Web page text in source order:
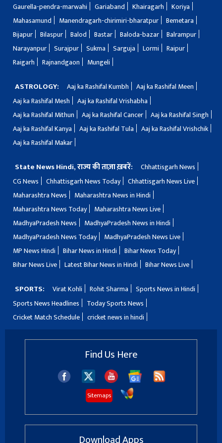
Gaurella-pendra-marwahi
Gariaband Khairagarh
Koriya
Mahasamund
Manendragarh-chirimiri-bharatpur
Bemetara
Bijapur
Bilaspur Balod Bastar Baloda-bazar
Balrampur
Narayanpur
Surajpur Sukma Sarguja Lormi
Raipur
Raigarh
Rajnandgaon Mungeli
ASTROLOGY: Aaj ka Rashifal Kumbh
Aaj ka Rashifal Meen
Aaj ka Rashifal Mesh
Aaj ka Rashifal Vrishabha
Aaj ka Rashifal Mithun
Aaj ka Rashifal Cancer
Aaj ka Rashifal Singh
Aaj ka Rashifal Kanya
Aaj ka Rashifal Tula
Aaj ka Rashifal Vrishchik
Aaj ka Rashifal Makar
State News Hindi, राज्य की ताज़ा ख़बरें:
Chhattisgarh News
CG News
Chhattisgarh News Today
Chhattisgarh News Live
Maharashtra News
Maharashtra News in Hindi
Maharashtra News Today
Maharashtra News Live
MadhyaPradesh News
MadhyaPradesh News in Hindi
MadhyaPradesh News Today
MadhyaPradesh News Live
MP News Hindi
Bihar News in Hindi
Bihar News Today
Bihar News Live
Latest Bihar News in Hindi Bihar News Live
SPORTS: Virat Kohli Rohit Sharma
Sports News in Hindi
Sports News Headlines
Today Sports News
Cricket Match Schedule
cricket news in hindi
Find Us Here
Sitemaps